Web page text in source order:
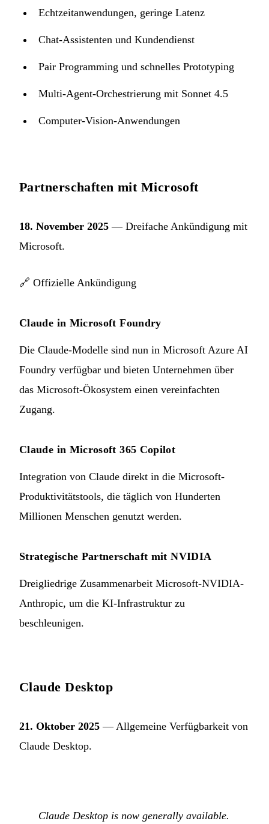
Echtzeitanwendungen, geringe Latenz
Chat-Assistenten und Kundendienst
Pair Programming und schnelles Prototyping
Multi-Agent-Orchestrierung mit Sonnet 4.5
Computer-Vision-Anwendungen
Partnerschaften mit Microsoft
18. November 2025 — Dreifache Ankündigung mit
Microsoft.
🔗 Offizielle Ankündigung
Claude in Microsoft Foundry
Die Claude-Modelle sind nun in Microsoft Azure AI
Foundry verfügbar und bieten Unternehmen über
das Microsoft-Ökosystem einen vereinfachten
Zugang.
Claude in Microsoft 365 Copilot
Integration von Claude direkt in die Microsoft-
Produktivitätstools, die täglich von Hunderten
Millionen Menschen genutzt werden.
Strategische Partnerschaft mit NVIDIA
Dreigliedrige Zusammenarbeit Microsoft-NVIDIA-
Anthropic, um die KI-Infrastruktur zu
beschleunigen.
Claude Desktop
21. Oktober 2025 — Allgemeine Verfügbarkeit von
Claude Desktop.
Claude Desktop is now generally available.